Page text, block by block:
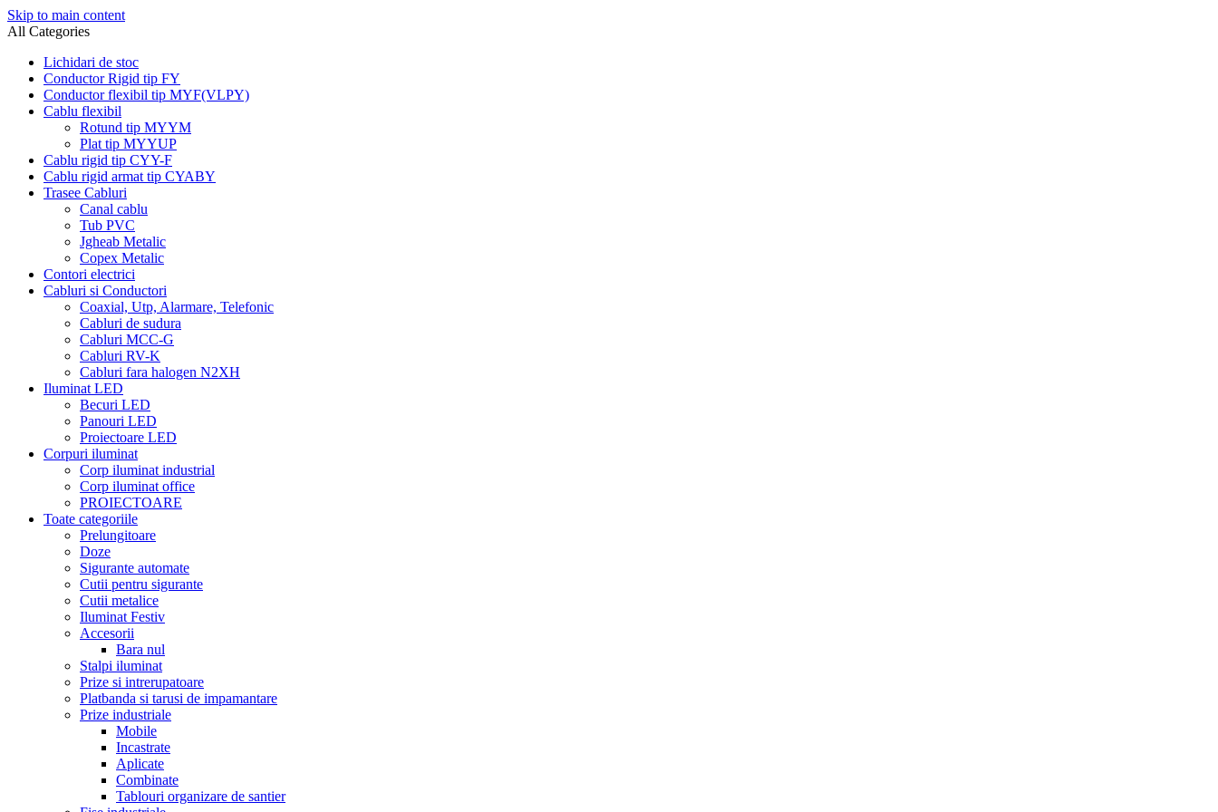
Skip to main content
All Categories
Lichidari de stoc
Conductor Rigid tip FY
Conductor flexibil tip MYF(VLPY)
Cablu flexibil
Rotund tip MYYM
Plat tip MYYUP
Cablu rigid tip CYY-F
Cablu rigid armat tip CYABY
Trasee Cabluri
Canal cablu
Tub PVC
Jgheab Metalic
Copex Metalic
Contori electrici
Cabluri si Conductori
Coaxial, Utp, Alarmare, Telefonic
Cabluri de sudura
Cabluri MCC-G
Cabluri RV-K
Cabluri fara halogen N2XH
Iluminat LED
Becuri LED
Panouri LED
Proiectoare LED
Corpuri iluminat
Corp iluminat industrial
Corp iluminat office
PROIECTOARE
Toate categoriile
Prelungitoare
Doze
Sigurante automate
Cutii pentru sigurante
Cutii metalice
Iluminat Festiv
Accesorii
Bara nul
Stalpi iluminat
Prize si intrerupatoare
Platbanda si tarusi de impamantare
Prize industriale
Mobile
Incastrate
Aplicate
Combinate
Tablouri organizare de santier